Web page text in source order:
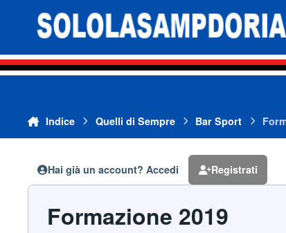
Indice Quelli di Sempre Bar Sport
Hai già un account? Accedi Registrati
Formazione 2019